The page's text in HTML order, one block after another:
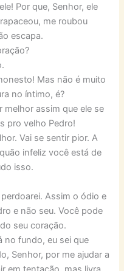
Por que, Senhor, ele
me roubou
escapa.
Mas não é muito
no íntimo, é?
melhor assim que ele se
pro velho Pedro!
Vai se sentir pior. A
infeliz você está de
isso.
Assim o ódio e
e não seu. Você pode
seu coração.
no fundo, eu sei que
Senhor, por me ajudar a